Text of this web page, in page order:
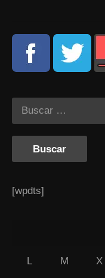
[wpdts]
L M X